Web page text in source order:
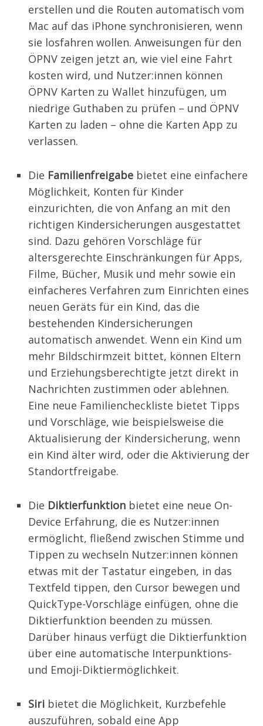
erstellen und die Routen automatisch vom
Mac auf das iPhone synchronisieren, wenn
sie losfahren wollen. Anweisungen für den
ÖPNV zeigen jetzt an, wie viel eine Fahrt
kosten wird, und Nutzer:innen können
ÖPNV Karten zu Wallet hinzufügen, um
niedrige Guthaben zu prüfen – und ÖPNV
Karten zu laden – ohne die Karten App zu
verlassen.
Die Familienfreigabebietet eine einfachere
Möglichkeit, Konten für Kinder
einzurichten, die von Anfang an mit den
richtigen Kindersicherungen ausgestattet
sind. Dazu gehören Vorschläge für
altersgerechte Einschränkungen für Apps,
Filme, Bücher, Musik und mehr sowie ein
einfacheres Verfahren zum Einrichten eines
neuen Geräts für ein Kind, das die
bestehenden Kindersicherungen
automatisch anwendet. Wenn ein Kind um
mehr Bildschirmzeit bittet, können Eltern
und Erziehungsberechtigte jetzt direkt in
Nachrichten zustimmen oder ablehnen.
Eine neue Familiencheckliste bietet Tipps
und Vorschläge, wie beispielsweise die
Aktualisierung der Kindersicherung, wenn
ein Kind älter wird, oder die Aktivierung der
Standortfreigabe.
Die Diktierfunktionbietet eine neue On-
Device Erfahrung, die es Nutzer:innen
ermöglicht, fließend zwischen Stimme und
Tippen zu wechseln Nutzer:innen können
etwas mit der Tastatur eingeben, in das
Textfeld tippen, den Cursor bewegen und
QuickType-Vorschläge einfügen, ohne die
Diktierfunktion beenden zu müssen.
Darüber hinaus verfügt die Diktierfunktion
über eine automatische Interpunktions-
und Emoji-Diktiermöglichkeit.
Siribietet die Möglichkeit, Kurzbefehle
auszuführen, sobald eine App